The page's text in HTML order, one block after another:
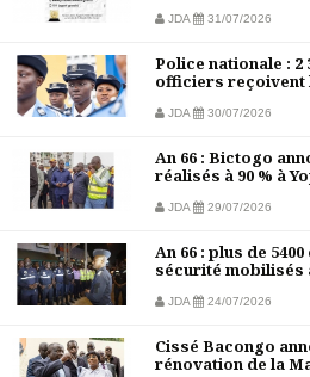
JDA 31/07/2026
Police nationale : 2
officiers reçoivent
JDA 30/07/2026
An 66 : Bictogo
réalisés à 90 % à
JDA 29/07/2026
An 66 : plus de
sécurité mobilisés
JDA 24/07/2026
Cissé Bacongo
rénovation de la